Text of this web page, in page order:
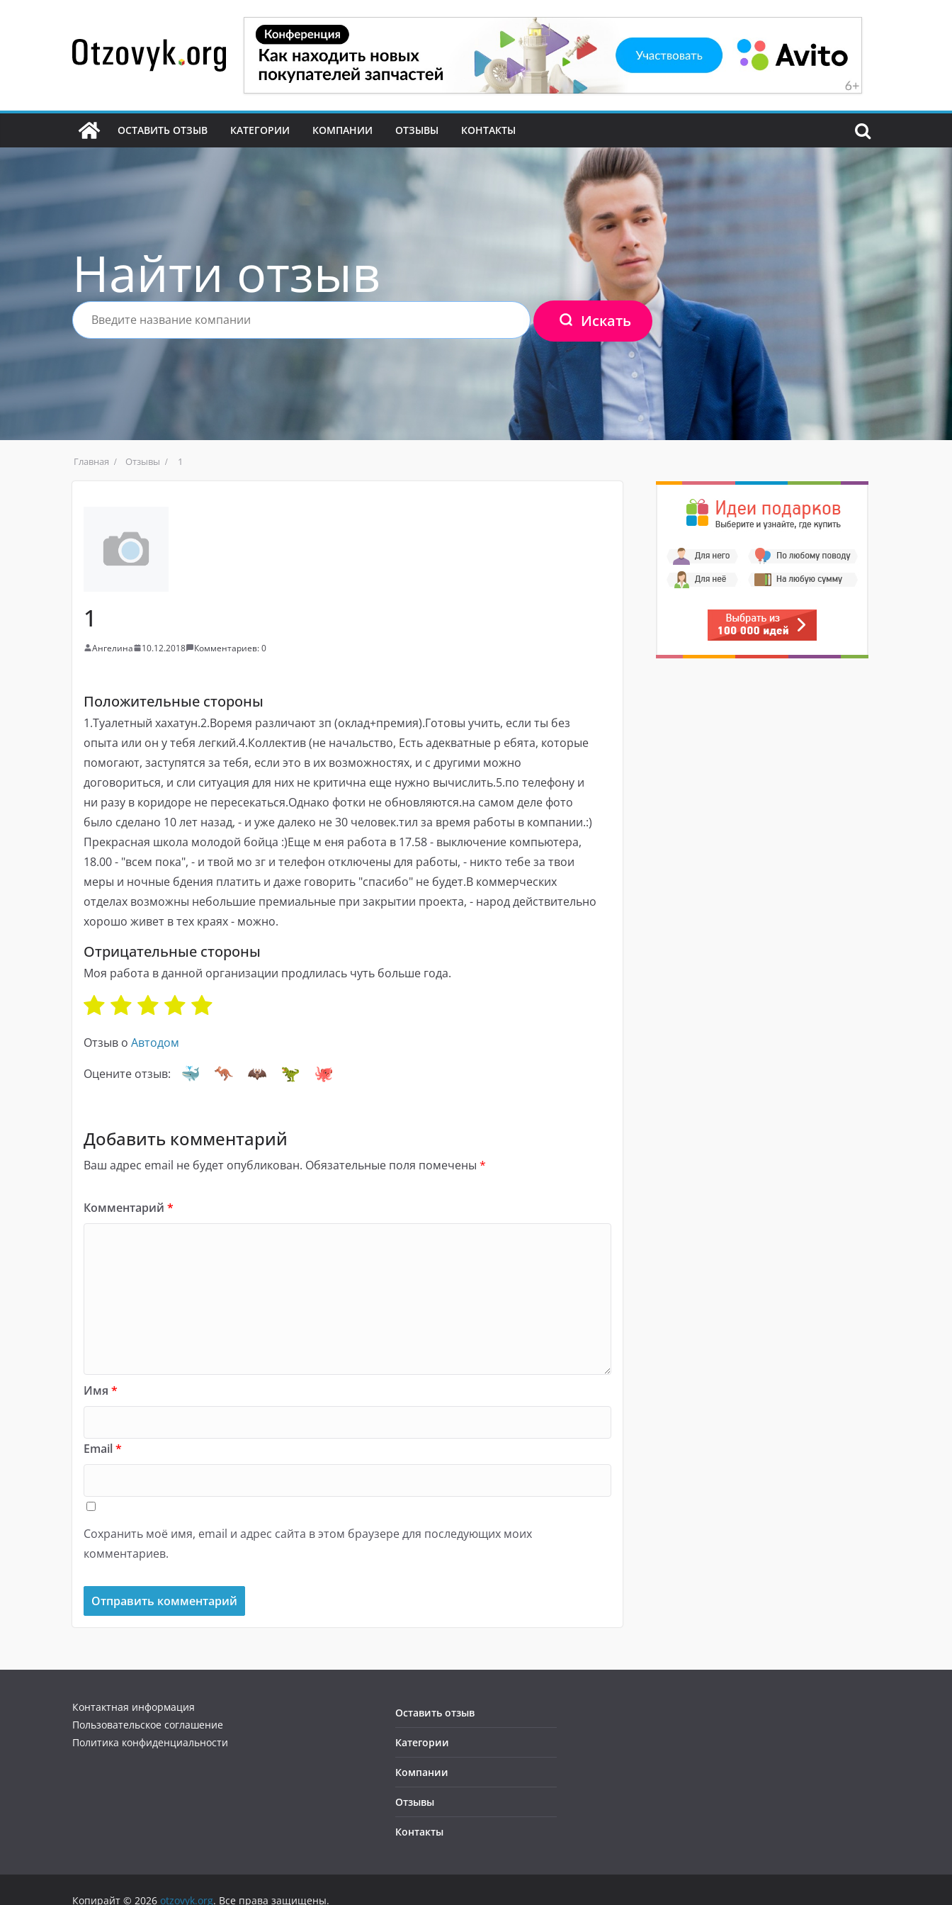
содержимому
ОСТАВИТЬ ОТЗЫВ КАТЕГОРИИ КОМПАНИИ ОТЗЫВЫ КОНТАКТЫ
Найти отзыв
Искать
Главная Отзывы 1
1
Ангелина 10.12.2018 Комментариев: 0
Положительные стороны
1.Туалетный хахатун.2.Воремя различают зп ​​(оклад+премия).Готовы учить, если ты без
опыта или он у тебя легкий.4.Коллектив (не начальство, Есть адекватные р ебята, которые
помогают, заступятся за тебя, если это в их возможностях, и с другими можно
договориться, и сли ситуация для них не критична еще нужно вычислить.5.по телефону и
ни разу в коридоре не пересекаться.Однако фотки не обновляются.на самом деле фото
было сделано 10 лет назад, - и уже далеко не 30 человек.тил за время работы в компании.:)
Прекрасная школа молодой бойца :)Еще м еня работа в 17.58 - выключение компьютера,
18.00 - "всем пока", - и твой мо зг и телефон отключены для работы, - никто тебе за твои
меры и ночные бдения платить и даже говорить "спасибо" не будет.В коммерческих
отделах возможны небольшие премиальные при закрытии проекта, - народ действительно
хорошо живет в тех краях - можно.
Отрицательные стороны
Моя работа в данной организации продлилась чуть больше года.
Отзыв о Автодом
Оцените отзыв:
Добавить комментарий
Ваш адрес email не будет опубликован. Обязательные поля помечены *
Комментарий *
Имя *
Email*
Сохранить моё имя, email и адрес сайта в этом браузере для последующих моих
комментариев.
Контактная информация
Пользовательское соглашение
Политика конфиденциальности
Оставить отзыв
Категории
Компании
Отзывы
Контакты
Копирайт © 2026 otzovyk.org. Все права защищены.